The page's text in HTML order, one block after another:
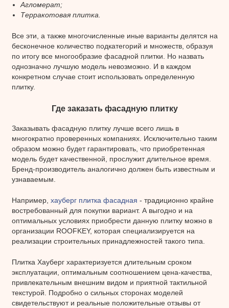
Агломерат;
Терракотовая плитка.
Все эти, а также многочисленные иные варианты делятся на
бесконечное количество подкатегорий и множеств, образуя
по итогу все многообразие фасадной плитки. Но назвать
однозначно лучшую модель невозможно. И в каждом
конкретном случае стоит использовать определенную
плитку.
Где заказать фасадную плитку
Заказывать фасадную плитку лучше всего лишь в
многократно проверенных компаниях. Исключительно таким
образом можно будет гарантировать, что приобретенная
модель будет качественной, прослужит длительное время.
Бренд-производитель аналогично должен быть известным и
узнаваемым.
Например, хауберг плитка фасадная - традиционно крайне
востребованный для покупки вариант. А выгодно и на
оптимальных условиях приобрести данную плитку можно в
организации ROOFKEY, которая специализируется на
реализации строительных принадлежностей такого типа.
Плитка Хауберг характеризуется длительным сроком
эксплуатации, оптимальным соотношением цена-качества,
привлекательным внешним видом и приятной тактильной
текстурой. Подробно о сильных сторонах моделей
свидетельствуют и реальные положительные отзывы от